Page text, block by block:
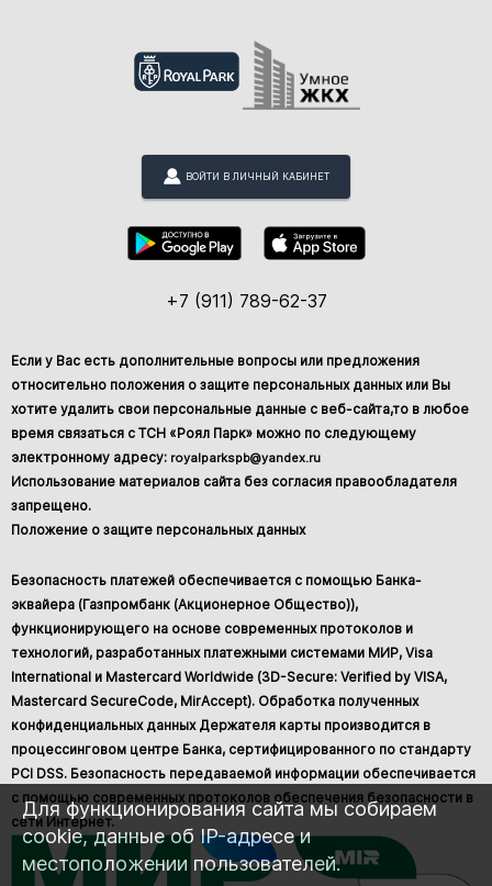
ВОЙТИ В ЛИЧНЫЙ КАБИНЕТ
+7 (911) 789-62-37
Если у Вас есть дополнительные вопросы или предложения
относительно положения о защите персональных данных или Вы
хотите удалить свои персональные данные с веб-сайта,то в любое
время связаться с ТСН «Роял Парк» можно по следующему
электронному адресу: royalparkspb@yandex.ru
Использование материалов сайта без согласия правообладателя
запрещено.
Положение о защите персональных данных
Безопасность платежей обеспечивается с помощью Банка-
эквайера (Газпромбанк (Акционерное Общество)),
функционирующего на основе современных протоколов и
технологий, разработанных платежными системами МИР, Visa
International и Mastercard Worldwide (3D-Secure: Verified by VISA,
Mastercard SecureCode, MirAccept). Обработка полученных
конфиденциальных данных Держателя карты производится в
процессинговом центре Банка, сертифицированного по стандарту
PCI DSS. Безопасность передаваемой информации обеспечивается
с помощью современных протоколов обеспечения безопасности в
сети Интернет.
Для функционирования сайта мы собираем
cookie, данные об IP-адресе и
местоположении пользователей.